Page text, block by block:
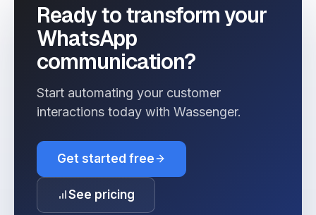
Ready to transform your
WhatsApp
communication?
Start automating your customer
interactions today with Wassenger.
Get started free
See pricing